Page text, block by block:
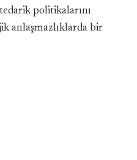
politikalarını
anlaşmazlıklarda bir